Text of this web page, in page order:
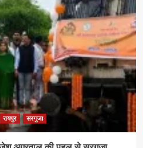
रायपुर सरगुजा